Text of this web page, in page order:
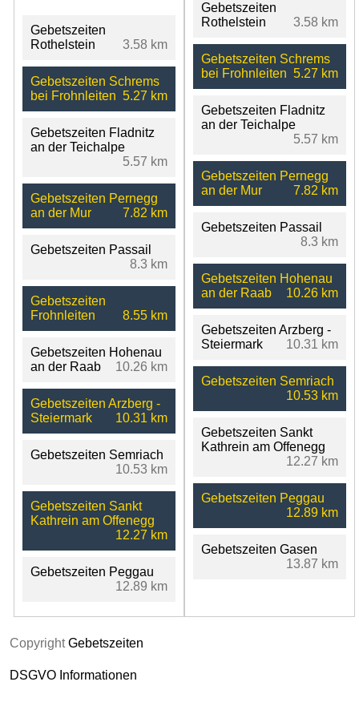
Gebetszeiten
Rothelstein
3.58 km
Gebetszeiten Schrems
bei Frohnleiten 5.27 km
Gebetszeiten Fladnitz
an der Teichalpe
5.57 km
Gebetszeiten Pernegg
an der Mur
7.82 km
Gebetszeiten Passail
8.3 km
Gebetszeiten
Frohnleiten
8.55 km
Gebetszeiten Hohenau
an der Raab
10.26 km
Gebetszeiten Arzberg -
Steiermark
10.31 km
Gebetszeiten Semriach
10.53 km
Gebetszeiten Sankt
Kathrein am Offenegg
12.27 km
Gebetszeiten Peggau
12.89 km
Gebetszeiten
Rothelstein
3.58 km
Gebetszeiten Schrems
bei Frohnleiten 5.27 km
Gebetszeiten Fladnitz
an der Teichalpe
5.57 km
Gebetszeiten Pernegg
an der Mur
7.82 km
Gebetszeiten Passail
8.3 km
Gebetszeiten Hohenau
an der Raab
10.26 km
Gebetszeiten Arzberg -
Steiermark
10.31 km
Gebetszeiten Semriach
10.53 km
Gebetszeiten Sankt
Kathrein am Offenegg
12.27 km
Gebetszeiten Peggau
12.89 km
Gebetszeiten Gasen
13.87 km
CopyrightGebetszeiten
DSGVO Informationen